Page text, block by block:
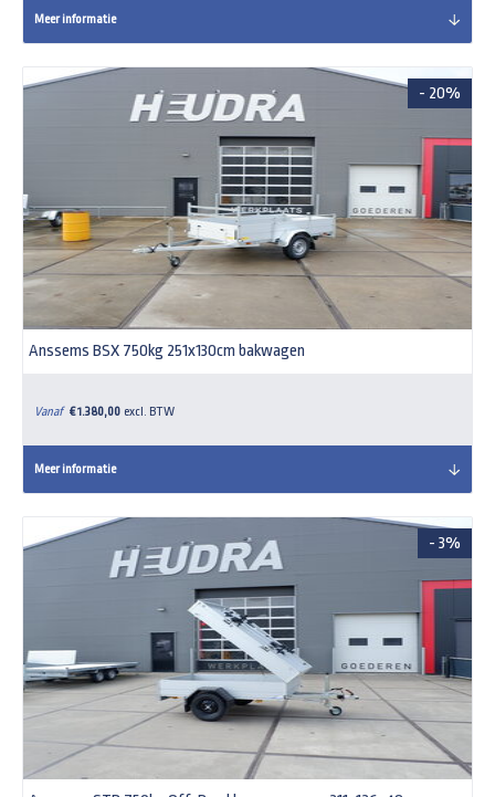
Meer informatie
- 20%
Anssems BSX 750kg 251x130cm bakwagen
Vanaf € 1.380,00 excl. BTW
Meer informatie
- 3%